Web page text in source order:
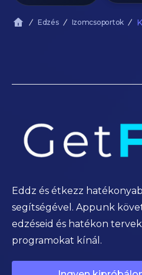
Eddz és étkezz
segítségével. Appunk
edzéseid és hatékon
programokat kínál.
Edzés Izomcsoportok